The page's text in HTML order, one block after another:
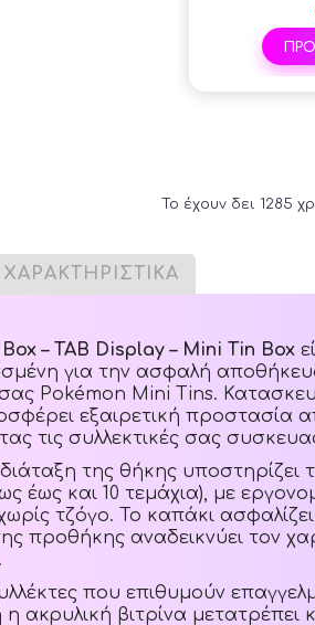
Το έχουν δει 1285
ΧΑΡΑΚΤΗΡΙΣΤΙΚΑ
– TAB Display – Mini Tin Box
για την ασφαλή
Pokémon Mini Tins.
εξαιρετική προστασία
τις συλλεκτικές σας
της θήκης
έως και 10 τεμάχια), με
τζόγο. Το καπάκι
προθήκης αναδεικνύει τον
που επιθυμούν
ακρυλική βιτρίνα